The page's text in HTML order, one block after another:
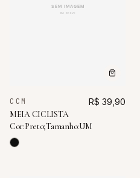
CCM
MEIA CICLISTA
Cor:Preto;Tamanho:UM
R$ 39,90